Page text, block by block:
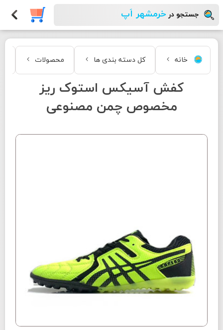
جستجو در خرمشهر اَپ
خانه کل دسته بندی ها محصولات
کفش آسیکس استوک ریز
مخصوص چمن مصنوعی